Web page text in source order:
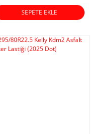
SEPETE EKLE